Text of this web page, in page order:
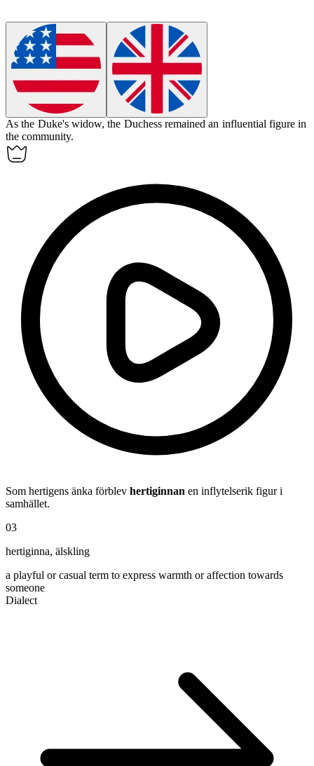
As the Duke's widow, the Duchess remained an influential figure in
the community.
Som hertigens änka förblev hertiginnan en inflytelserik figur i
samhället.
03
hertiginna, älskling
a playful or casual term to express warmth or affection towards
someone
Dialect